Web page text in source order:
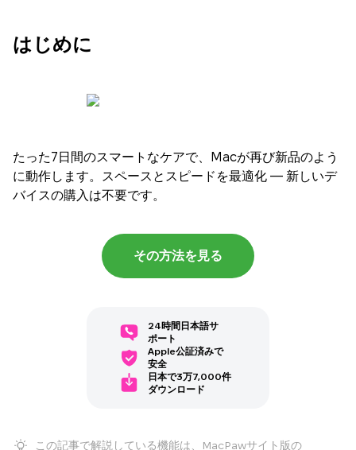
はじめに
たった7日間のスマートなケアで、Macが再び新品のよう
に動作します。スペースとスピードを最適化 — 新しいデ
バイスの購入は不要です。
その方法を見る
24時間日本語サ
ポート
Apple公証済みで
安全
日本で3万7,000件
ダウンロード
この記事で解説している機能は、MacPawサイト版の